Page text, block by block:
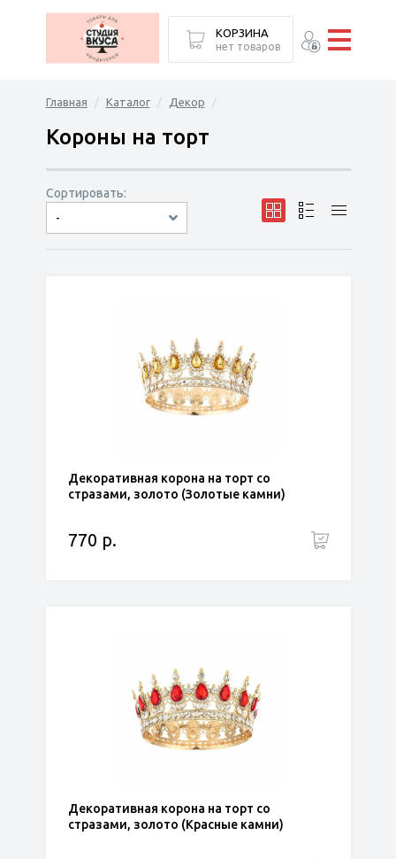
Главная Каталог Декор
Короны на торт
Сортировать:
-
по популярности
сначала дешёвые
сначала дорогие
Декоративная корона на торт со
стразами, золото (Золотые камни)
770 р.
Декоративная корона на торт со
стразами, золото (Красные камни)
КОРЗИНА
нет товаров